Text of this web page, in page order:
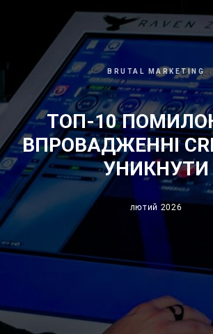
BRUTAL MARKETING
ТОП-10
ВПРОВАДЖЕННІ
УНИКНУТИ
лютий 2026